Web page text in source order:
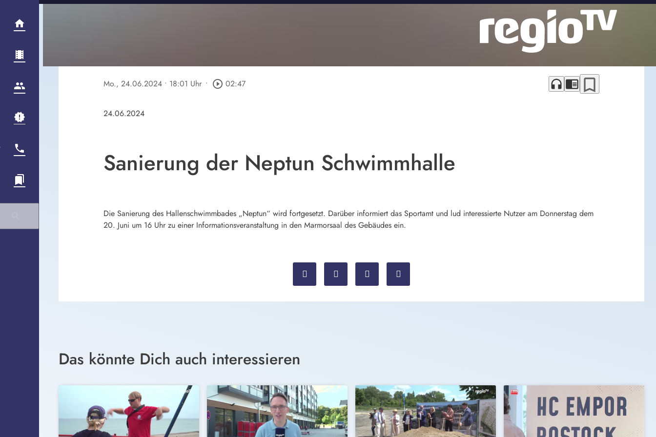
Mo., 24.06.2024 • 18:01 Uhr • play_circle_outline 02:47 headphones chrome_reader_mode bookmark_border
24.06.2024
Sanierung der Neptun Schwimmhalle
Die Sanierung des Hallenschwimmbades „Neptun“ wird fortgesetzt. Darüber informiert das Sportamt und lud interessierte Nutzer am Donnerstag dem
20. Juni um 16 Uhr zu einer Informationsveranstaltung in den Marmorsaal des Gebäudes ein.
Das könnte Dich auch interessieren